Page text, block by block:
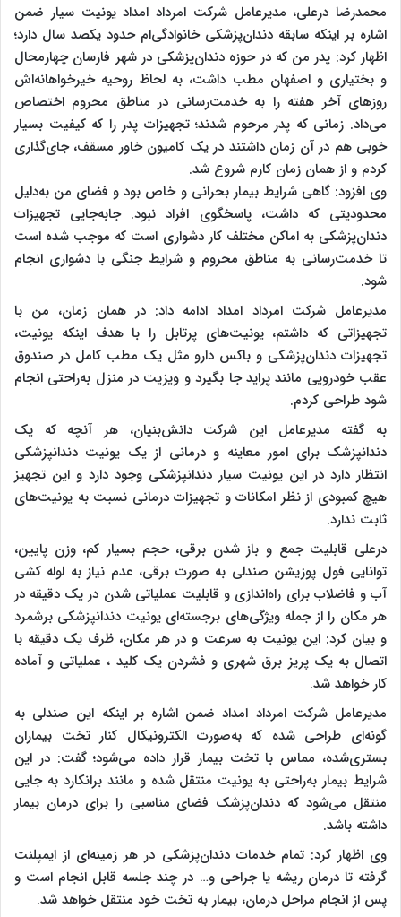
محمدرضا در‌علی، مدیرعامل شرکت امرداد امداد یونیت سیار ضمن
اشاره بر اینکه سابقه دندان‌پزشکی خانوادگی‌ام حدود یکصد سال دارد؛
اظهار کرد: پدر من که در حوزه دندان‌پزشکی در شهر فارسان چهارمحال
و بختیاری و اصفهان مطب داشت، به ‌لحاظ روحیه خیرخواهانه‌‌اش
روزهای آخر هفته را به خدمت‌رسانی در مناطق محروم اختصاص
می‌داد. زمانی که پدر مرحوم شدند؛ تجهیزات پدر را که کیفیت بسیار
خوبی هم در آن زمان داشتند در یک کامیون خاور مسقف، جای‌گذاری
کردم و از همان زمان کارم شروع شد.
وی افزود: گاهی شرایط بیمار بحرانی و خاص بود و فضای من به‌دلیل
محدودیتی که داشت، پاسخگوی افراد نبود. جا‌به‌جایی تجهیزات
دندان‌پزشکی به اماکن مختلف کار دشواری است که موجب شده است
تا خدمت‌رسانی به مناطق محروم و شرایط جنگی با دشواری انجام
شود.
مدیرعامل شرکت امرداد امداد ادامه داد: در همان زمان، من با
تجهیزاتی که داشتم، یونیت‌های پرتابل را با هدف اینکه یونیت،
تجهیزات دندان‌پزشکی و باکس دارو مثل یک مطب کامل در صندوق
عقب خودرویی مانند پراید جا بگیرد و ویزیت در منزل به‌راحتی انجام
‌شود طراحی کردم.
به گفته مدیرعامل این شرکت دانش‌بنیان، هر آنچه که یک
دندانپزشک برای امور معاینه و درمانی از یک یونیت دندانپزشکی
انتظار دارد در این یونیت سیار دندانپزشکی وجود دارد و این تجهیز
هیچ کمبودی از نظر امکانات و تجهیزات درمانی نسبت به یونیت‌های
ثابت ندارد.
در‌علی قابلیت جمع و باز شدن برقی، حجم بسیار کم، وزن پایین،
توانایی فول پوزیشن صندلی به صورت برقی، عدم نیاز به لوله کشی
آب و فاضلاب برای راه‌اندازی و قابلیت عملیاتی شدن در یک دقیقه در
هر مکان را از جمله ویژگی‌های برجسته‌ای یونیت دندانپزشکی برشمرد
و بیان کرد: این یونیت به سرعت و در هر مکان، ظرف یک دقیقه با
اتصال به یک پریز برق شهری و فشردن یک کلید ، عملیاتی و آماده
کار خواهد شد.
مدیرعامل شرکت امرداد امداد ضمن اشاره بر اینکه این صندلی به
‌گونه‌ای طراحی شده که به‌صورت الکترونیکال کنار تخت بیماران
بستری‌شده، مماس با تخت بیمار قرار داده می‌شود؛ گفت: در این
شرایط بیمار به‌راحتی به یونیت منتقل شده و مانند برانکارد به جایی
منتقل می‌شود که دندان‌پزشک فضای مناسبی را برای درمان بیمار
داشته باشد.
وی اظهار کرد: تمام خدمات دندان‌پزشکی در هر زمینه‌ای از ایمپلنت
گرفته تا درمان ریشه یا جراحی و… در چند جلسه قابل انجام است و
پس از انجام مراحل درمان، بیمار به تخت خود منتقل خواهد شد.